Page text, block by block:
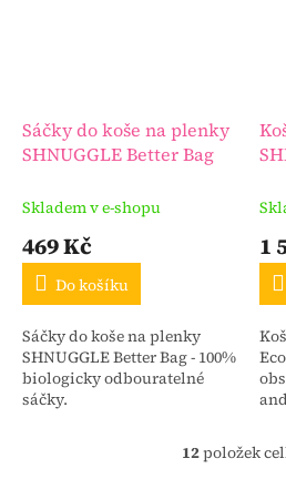
Sáčky do koše na plenky
SHNUGGLE Better Bag
Skladem v e-shopu
469 Kč
Do košíku
Sáčky do koše na plenky
SHNUGGLE Better Bag - 100%
biologicky odbouratelné
sáčky.
1
O
12položek